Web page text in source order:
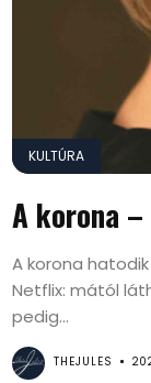
KULTÚRA
A korona
A korona
Netflix: mától
pedig...
THEJULES